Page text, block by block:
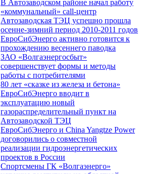
В Автозаводском районе начал работу
«коммунальный» call-центр
Автозаводская ТЭЦ успешно прошла
осенне-зимний период 2010-2011 годов
ЕвроСибЭнерго активно готовится к
прохождению весеннего паводка
ЗАО «Волгаэнергосбыт»
совершенствует формы и методы
работы с потребителями
80 лет «сказке из железа и бетона»
ЕвроСибЭнерго вводит в
эксплуатацию новый
газораспределительный пункт на
Автозаводской ТЭЦ
ЕвроСибЭнерго и China Yangtze Power
договорились о совместной
реализации гидроэнергетических
проектов в России
Спортсмены ГК «Волгаэнерго»